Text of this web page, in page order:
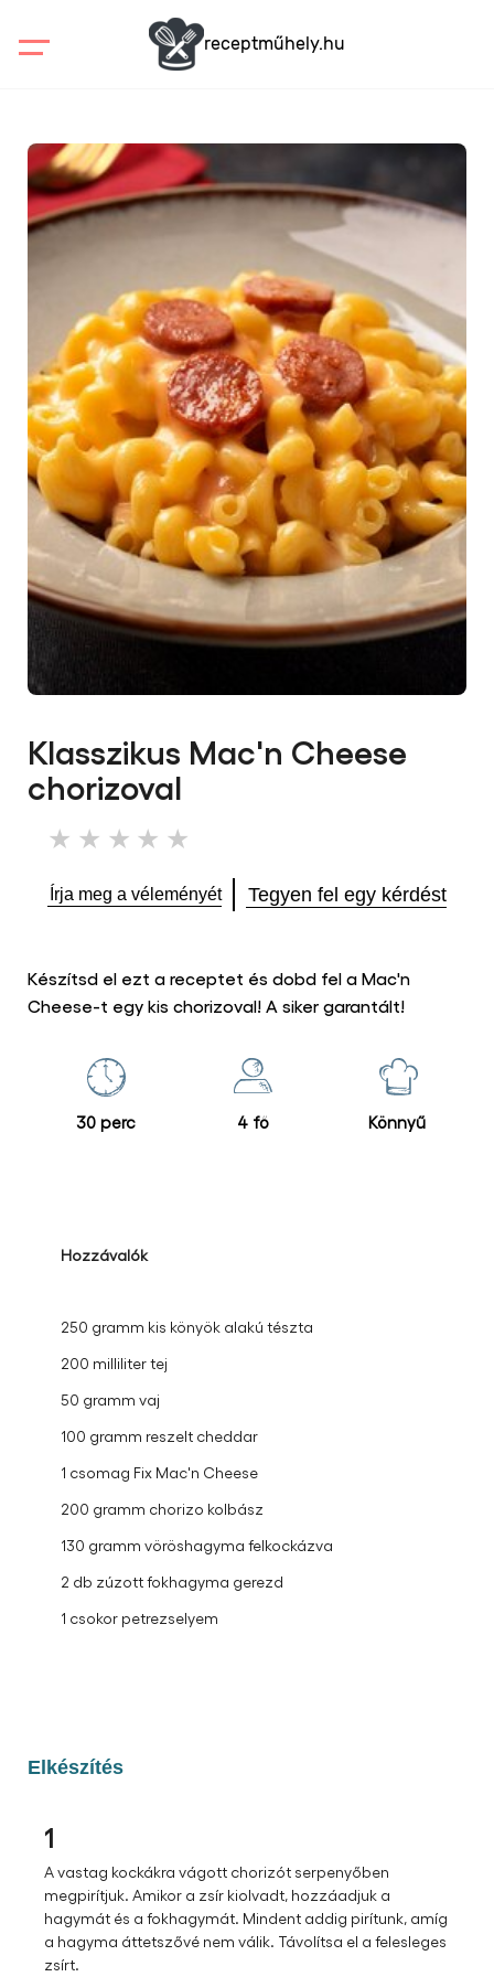
receptműhely.hu
Klasszikus Mac'n Cheese
chorizoval
Nem
küldtek
értékelést
elemhez
Írja meg a véleményét Tegyen fel egy kérdést
Készítsd el ezt a receptet és dobd fel a Mac'n
Cheese-t egy kis chorizoval! A siker garantált!
30 perc 4 fő Könnyű
Hozzávalók
250 gramm kis könyök alakú tészta
200 milliliter tej
50 gramm vaj
100 gramm reszelt cheddar
1 csomag Fix Mac'n Cheese
200 gramm chorizo ​​kolbász
130 gramm vöröshagyma felkockázva
2 db zúzott fokhagyma gerezd
1 csokor petrezselyem
Elkészítés
1
A vastag kockákra vágott chorizót serpenyőben
megpirítjuk. Amikor a zsír kiolvadt, hozzáadjuk a
hagymát és a fokhagymát. Mindent addig pirítunk, amíg
a hagyma áttetszővé nem válik. Távolítsa el a felesleges
zsírt.